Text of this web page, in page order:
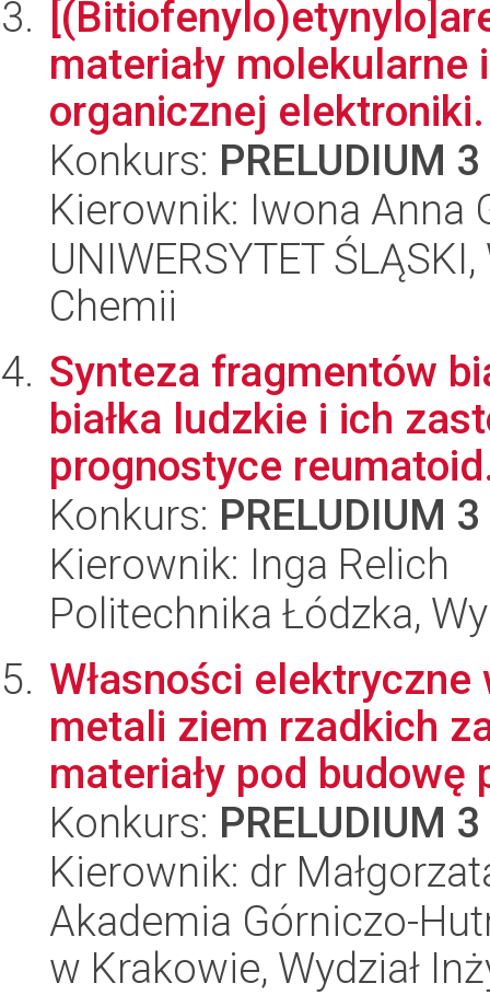
materiały
organicznej elektroniki.
Konkurs: PRELUDIUM 3
Kierownik: Iwona Anna
UNIWERSYTET
Chemii
Synteza fragmentów
białka ludzkie i ich
prognostyce
Konkurs: PRELUDIUM 3
Kierownik: Inga Relich
Politechnika Łódzka,
Własności
metali ziem rzadkich
materiały pod
Konkurs: PRELUDIUM 3
Kierownik: dr
Akademia Górniczo-
w Krakowie, Wydział